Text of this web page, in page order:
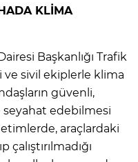
KLİMA
Başkanlığı Trafik
ve sivil ekiplerle klima
güvenli,
seyahat edebilmesi
araçlardaki
çalıştırılmadığı